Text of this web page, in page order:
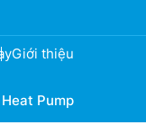
Giới thiệu
Pump